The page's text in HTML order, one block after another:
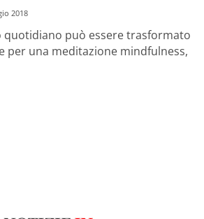
2018
quotidiano può essere trasformato
per una meditazione mindfulness,